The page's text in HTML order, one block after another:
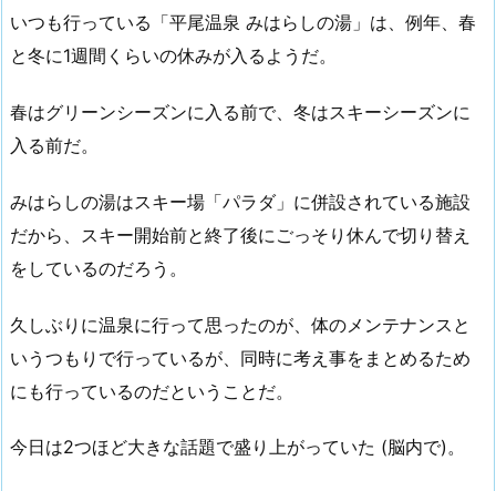
いつも行っている「平尾温泉 みはらしの湯」は、例年、春
と冬に1週間くらいの休みが入るようだ。
春はグリーンシーズンに入る前で、冬はスキーシーズンに
入る前だ。
みはらしの湯はスキー場「パラダ」に併設されている施設
だから、スキー開始前と終了後にごっそり休んで切り替え
をしているのだろう。
久しぶりに温泉に行って思ったのが、体のメンテナンスと
いうつもりで行っているが、同時に考え事をまとめるため
にも行っているのだということだ。
今日は2つほど大きな話題で盛り上がっていた (脳内で)。